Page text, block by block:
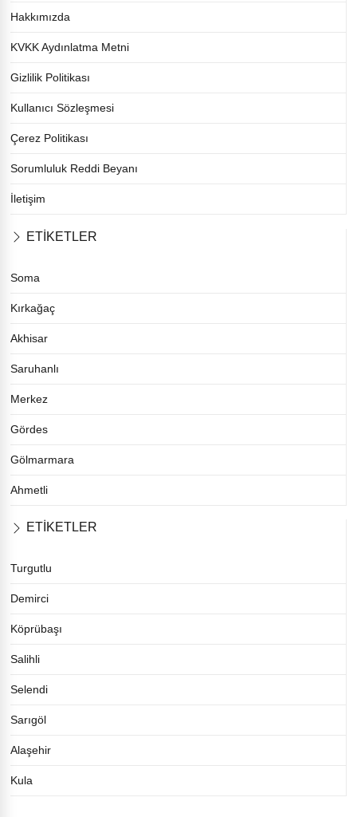
Hakkımızda
KVKK Aydınlatma Metni
Gizlilik Politikası
Kullanıcı Sözleşmesi
Çerez Politikası
Sorumluluk Reddi Beyanı
İletişim
ETİKETLER
Soma
Kırkağaç
Akhisar
Saruhanlı
Merkez
Gördes
Gölmarmara
Ahmetli
ETİKETLER
Turgutlu
Demirci
Köprübaşı
Salihli
Selendi
Sarıgöl
Alaşehir
Kula